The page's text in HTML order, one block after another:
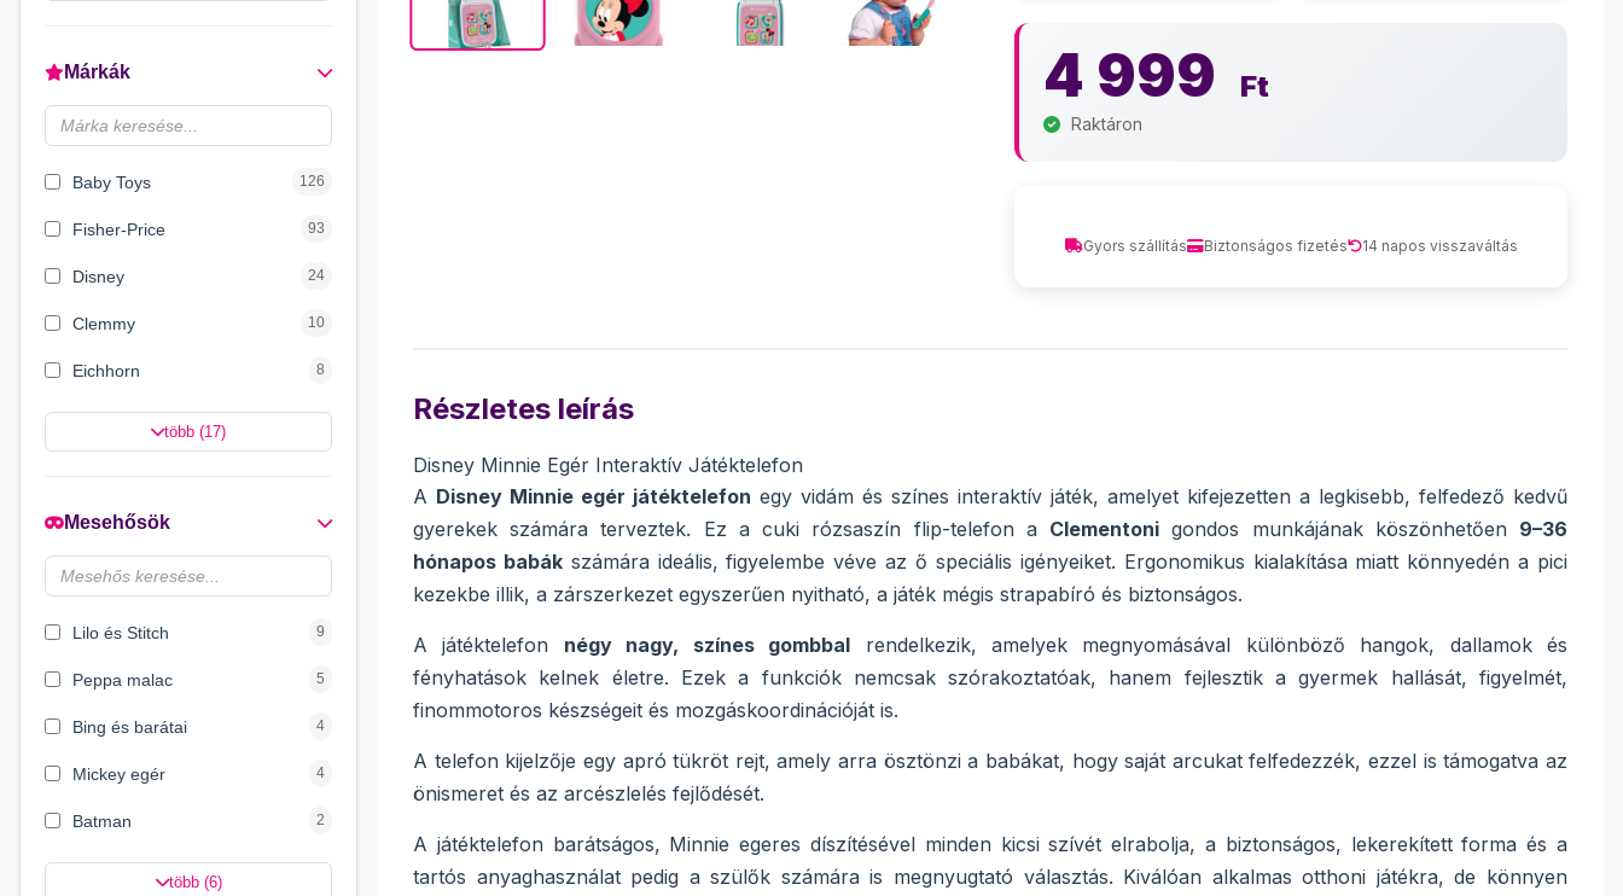
Craze
Luna 33
Márkák
Baby Toys 126
Fisher-Price 93
Disney 24
Clemmy 10
Eichhorn 8
Nicotoy 8
Smoby
Dino World 4
több (17)
Mesehősök
Lilo és Stitch 9
Peppa malac 5
Bing és barátai 4
Mickey egér 4
Batman 2
Hello Kitty 2
több (6)
4 999 Ft
Raktáron
Gyors szállítás Biztonságos fizetés 14 napos visszaváltás
Részletes leírás
Disney Minnie Egér Interaktív Játéktelefon
A Disney Minnie egér játéktelefon egy vidám és színes interaktív játék, amelyet kifejezetten a legkisebb, felfedező kedvű
gyerekek számára terveztek. Ez a cuki rózsaszín flip-telefon a Clementoni gondos munkájának köszönhetően 9–36
hónapos babákszámára ideális, figyelembe véve az ő speciális igényeiket. Ergonomikus kialakítása miatt könnyedén a pici
kezekbe illik, a zárszerkezet egyszerűen nyitható, a játék mégis strapabíró és biztonságos.
A játéktelefon négy nagy, színes gombbal rendelkezik, amelyek megnyomásával különböző hangok, dallamok és
fényhatások kelnek életre. Ezek a funkciók nemcsak szórakoztatóak, hanem fejlesztik a gyermek hallását, figyelmét,
finommotoros készségeit és mozgáskoordinációját is.
A telefon kijelzője egy apró tükröt rejt, amely arra ösztönzi a babákat, hogy saját arcukat felfedezzék, ezzel is támogatva az
önismeret és az arcészlelés fejlődését.
A játéktelefon barátságos, Minnie egeres díszítésével minden kicsi szívét elrabolja, a biztonságos, lekerekített forma és a
tartós anyaghasználat pedig a szülők számára is megnyugtató választás. Kiválóan alkalmas otthoni játékra, de könnyen